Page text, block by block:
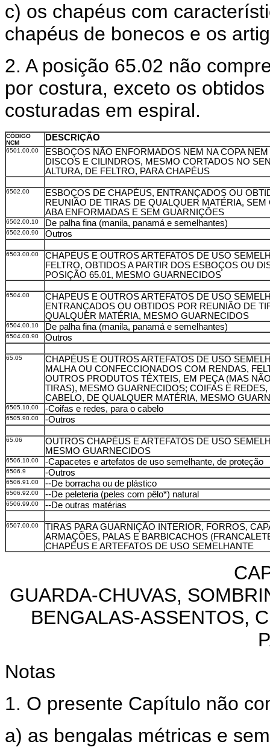
c) os chapéus com
chapéus de bonecos e os
2. A posição 65.02 não
por costura, exceto os
costuradas em espiral.
CÓDIGO
NCM
DESCRIÇÃO
6501.00.00
ESBOÇOS NÃO ENFORMADOS NEM NA COPA NEM
DISCOS E CILINDROS, MESMO CORTADOS NO
ALTURA, DE FELTRO, PARA CHAPÉUS
6502.00
ESBOÇOS DE CHAPÉUS, ENTRANÇADOS OU
REUNIÃO DE TIRAS DE QUALQUER MATÉRIA, SEM
ABA ENFORMADAS E SEM GUARNIÇÕES
6502.00.10 De palha fina (manila, panamá e semelhantes)
6502.00.90 Outros
6503.00.00
CHAPÉUS E OUTROS ARTEFATOS DE USO
FELTRO, OBTIDOS A PARTIR DOS ESBOÇOS OU
POSIÇÃO 65.01, MESMO GUARNECIDOS
6504.00
CHAPÉUS E OUTROS ARTEFATOS DE USO
ENTRANÇADOS OU OBTIDOS POR REUNIÃO DE
QUALQUER MATÉRIA, MESMO GUARNECIDOS
6504.00.10 De palha fina (manila, panamá e semelhantes)
6504.00.90 Outros
65.05
CHAPÉUS E OUTROS ARTEFATOS DE USO
MALHA OU CONFECCIONADOS COM RENDAS,
OUTROS PRODUTOS TÊXTEIS, EM PEÇA (MAS
TIRAS), MESMO GUARNECIDOS; COIFAS E REDES,
CABELO, DE QUALQUER MATÉRIA, MESMO
6505.10.00 -Coifas e redes, para o cabelo
6505.90.00 -Outros
65.06
OUTROS CHAPÉUS E ARTEFATOS DE USO
MESMO GUARNECIDOS
6506.10.00 -Capacetes e artefatos de uso semelhante, de proteção
6506.9 -Outros
6506.91.00 --De borracha ou de plástico
6506.92.00 --De peleteria (peles com pêlo*) natural
6506.99.00 --De outras matérias
6507.00.00
TIRAS PARA GUARNIÇÃO INTERIOR, FORROS,
ARMAÇÕES, PALAS E BARBICACHOS
CHAPÉUS E ARTEFATOS DE USO SEMELHANTE
GUARDA-CHUVAS,
BENGALAS-ASSENTOS,
Notas
1. O presente Capítulo não
a) as bengalas métricas e